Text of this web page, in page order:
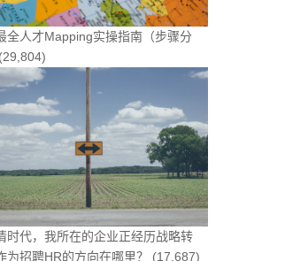
全人才Mapping实操指南（步骤分
(29,804)
时代，我所在的企业正经历战略转
为招聘HR的方向在哪里？
(17,687)